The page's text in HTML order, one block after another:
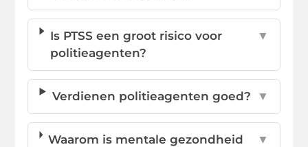
Is PTSS een groot risico voor
politieagenten?
▼
Verdienen politieagenten goed? ▼
Waarom is mentale gezondheid
▼